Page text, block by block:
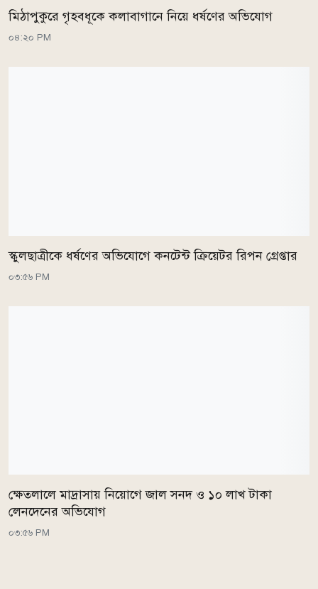
মিঠাপুকুরে গৃহবধূকে কলাবাগানে নিয়ে ধর্ষণের অভিযোগ
০৪:২০ PM
স্কুলছাত্রীকে ধর্ষণের অভিযোগে কনটেন্ট ক্রিয়েটর রিপন গ্রেপ্তার
০৩:৫৬ PM
ক্ষেতলালে মাদ্রাসায় নিয়োগে জাল সনদ ও ১০ লাখ টাকা
লেনদেনের অভিযোগ
০৩:৫৬ PM